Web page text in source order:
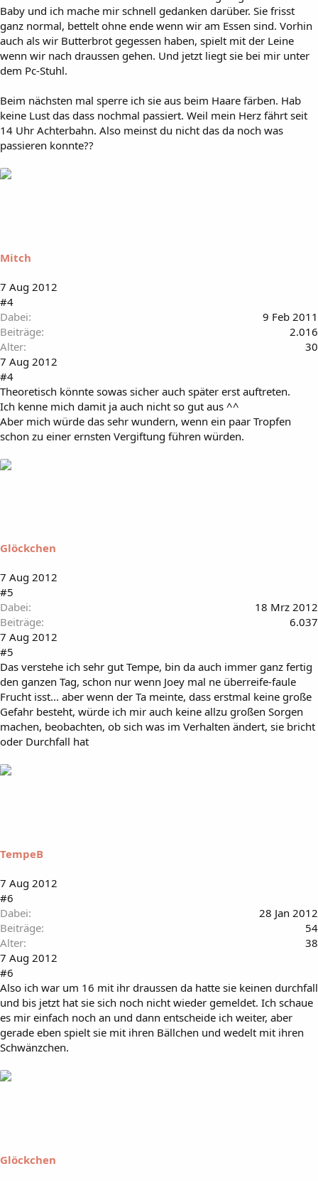
Baby und ich mache mir schnell gedanken darüber. Sie frisst
ganz normal, bettelt ohne ende wenn wir am Essen sind. Vorhin
auch als wir Butterbrot gegessen haben, spielt mit der Leine
wenn wir nach draussen gehen. Und jetzt liegt sie bei mir unter
dem Pc-Stuhl.
Beim nächsten mal sperre ich sie aus beim Haare färben. Hab
keine Lust das dass nochmal passiert. Weil mein Herz fährt seit
14 Uhr Achterbahn. Also meinst du nicht das da noch was
passieren konnte??
Mitch
7 Aug 2012
#4
Dabei
9 Feb 2011
Beiträge
2.016
Alter
30
7 Aug 2012
#4
Theoretisch könnte sowas sicher auch später erst auftreten.
Ich kenne mich damit ja auch nicht so gut aus ^^
Aber mich würde das sehr wundern, wenn ein paar Tropfen
schon zu einer ernsten Vergiftung führen würden.
Glöckchen
7 Aug 2012
#5
Dabei
18 Mrz 2012
Beiträge
6.037
7 Aug 2012
#5
Das verstehe ich sehr gut Tempe, bin da auch immer ganz fertig
den ganzen Tag, schon nur wenn Joey mal ne überreife-faule
Frucht isst... aber wenn der Ta meinte, dass erstmal keine große
Gefahr besteht, würde ich mir auch keine allzu großen Sorgen
machen, beobachten, ob sich was im Verhalten ändert, sie bricht
oder Durchfall hat
TempeB
7 Aug 2012
#6
Dabei
28 Jan 2012
Beiträge
54
Alter
38
7 Aug 2012
#6
Also ich war um 16 mit ihr draussen da hatte sie keinen durchfall
und bis jetzt hat sie sich noch nicht wieder gemeldet. Ich schaue
es mir einfach noch an und dann entscheide ich weiter, aber
gerade eben spielt sie mit ihren Bällchen und wedelt mit ihren
Schwänzchen.
Glöckchen